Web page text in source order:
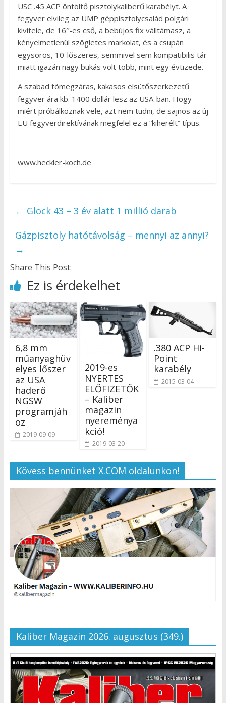
USC .45 ACP öntöltő pisztolykaliberű karabélyt. A
fegyver elvileg az UMP géppisztolycsalád polgári
kivitele, de 16″-es cső, a bebújos fix válltámasz, a
kényelmetlenül szögletes markolat, és a csupán
egysoros, 10-lőszeres, semmivel sem kompatibilis tár
miatt igazán nagy bukás volt több, mint egy évtizede.
A szabad tömegzáras, kakasos elsütőszerkezetű
fegyver ára kb. 1400 dollár lesz az USA-ban. Hogy
miért próbálkoznak vele, azt nem tudni, de sajnos az új
EU fegyverdirektívának megfelel ez a “kiherélt” típus.
www.heckler-koch.de
← Glock 43 – 3 év alatt 1 millió darab
Gázpisztoly hatótávolság – mennyi az annyi?
→
Share This Post:
Ez is érdekelhet
6,8 mm
műanyaghüv
elyes lőszer
az USA
haderő
NGSW
programjáh
oz
2019-09-09
2019-es
NYERTES
ELŐFIZETŐK
– Kaliber
magazin
nyereménya
kció!
2019-03-20
.380 ACP Hi-
Point
karabély
2015-03-04
Kövess bennünket X.COM oldalunkon!
Kaliber Magazin 2026. augusztus (349.)